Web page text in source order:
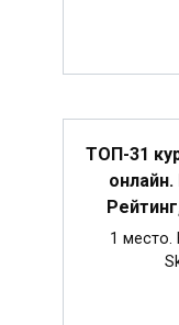
ТОП-31
1 место.